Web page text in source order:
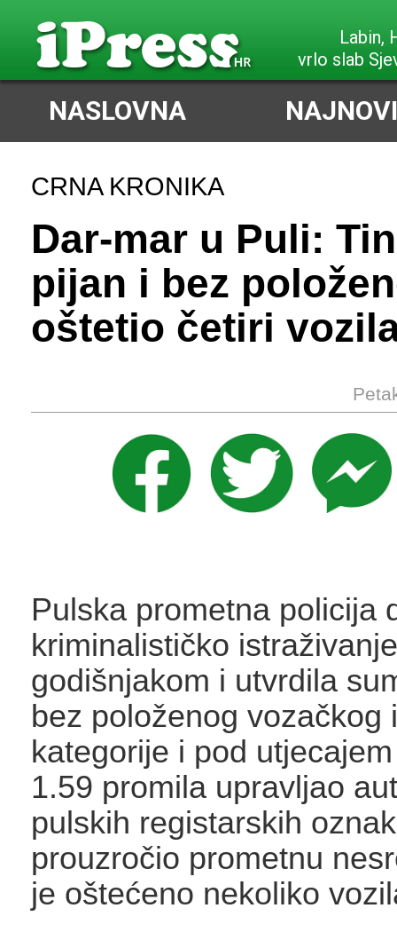
Labin,
vrlo slab
NASLOVNA
CRNA KRONIKA
Dar-mar u Puli:
pijan i bez
oštetio četiri
Pulska prometna policija
kriminalističko
godišnjakom i utvrdila
bez položenog vozačkog
kategorije i pod
1.59 promila upravljao
pulskih registarskih
prouzročio prometnu
je oštećeno nekoliko